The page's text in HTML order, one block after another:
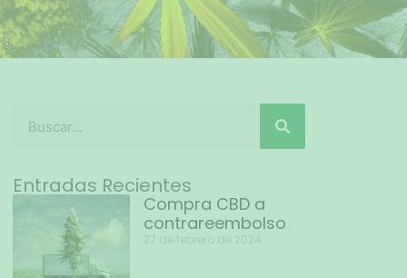
Entradas Recientes
Compra CBD a
contrareembolso
27 de febrero de 2024